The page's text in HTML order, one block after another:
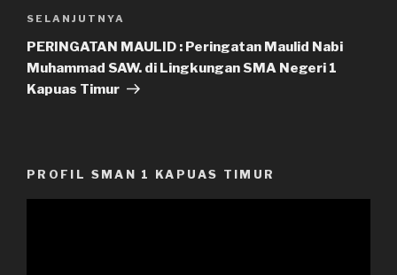
Pos
Selanjutnya
SELANJUTNYA
PERINGATAN MAULID : Peringatan Maulid Nabi
Muhammad SAW. di Lingkungan SMA Negeri 1
Kapuas Timur
PROFIL SMAN 1 KAPUAS TIMUR